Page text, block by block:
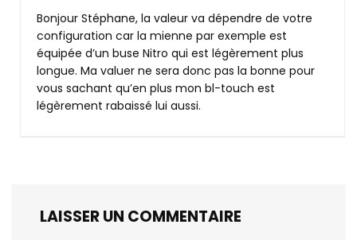
Bonjour Stéphane, la valeur va dépendre de votre
configuration car la mienne par exemple est
équipée d’un buse Nitro qui est légèrement plus
longue. Ma valuer ne sera donc pas la bonne pour
vous sachant qu’en plus mon bl-touch est
légèrement rabaissé lui aussi.
LAISSER UN COMMENTAIRE